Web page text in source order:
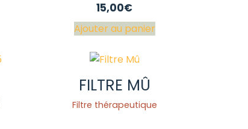
15,00€
Ajouter au panier
FILTRE MÛ
Filtre thérapeutique